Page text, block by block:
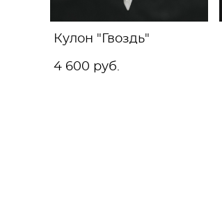
Кулон "Гвоздь"
4 600 pуб.